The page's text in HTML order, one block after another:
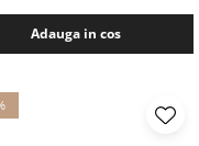
Adauga in cos